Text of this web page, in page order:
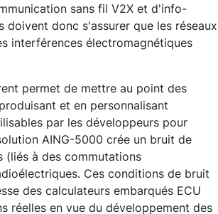
sans fil V2X et d'info-
donc s'assurer que les réseaux
interférences électromagnétiques
permet de mettre au point des
et en personnalisant
par les développeurs pour
AING-5000 crée un bruit de
(liés à des commutations
Ces conditions de bruit
des calculateurs embarqués ECU
réelles en vue du développement des